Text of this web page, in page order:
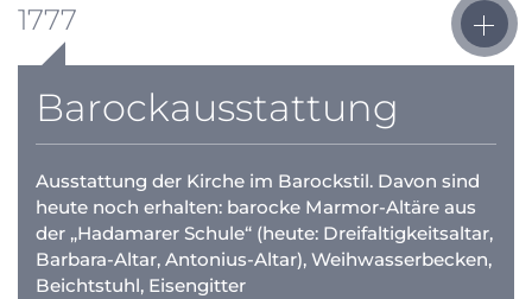
1777
Barockausstattung
Ausstattung der Kirche im Barockstil. Davon sind
heute noch erhalten: barocke Marmor-Altäre aus
der „Hadamarer Schule“ (heute: Dreifaltigkeitsaltar,
Barbara-Altar, Antonius-Altar), Weihwasserbecken,
Beichtstuhl, Eisengitter